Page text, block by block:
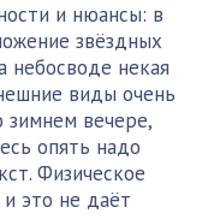
и нюансы: в
звёздных
небосводе некая
виды очень
зимнем вечере,
опять надо
Физическое
это не даёт